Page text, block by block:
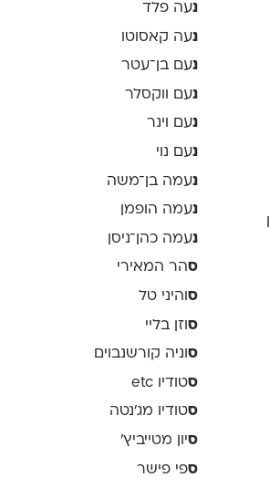
נעה פלד
נעה קאסוטו
נעם בן־עטר
נעם ווקסלר
נעם וינר
נעם נוי
נעמה בן־משה
נעמה הופמן
נעמה כהן־ניסן
סהר המאירי
ס והיני טל
ס וזן בליי
סוניה קורשנבוים
סטודיו etc
סטודיו מג'נטה
סיון מטייביץ׳
ספי פישר